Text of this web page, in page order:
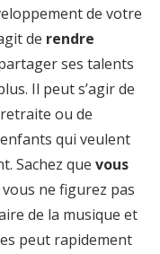
de votre
de rendre
ses talents
Il peut s’agir de
ou de
qui veulent
Sachez que vous
vous ne figurez pas
de la musique et
peut rapidement